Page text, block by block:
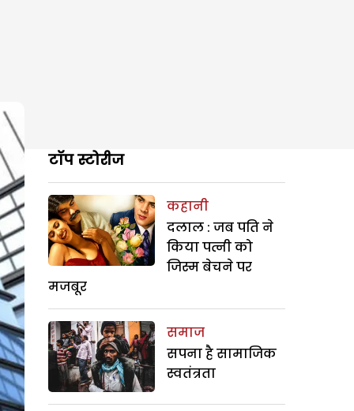
टॉप स्टोरीज
कहानी
दलाल : जब पति ने
किया पत्नी को
जिस्म बेचने पर
मजबूर
समाज
सपना है सामाजिक
स्वतंत्रता